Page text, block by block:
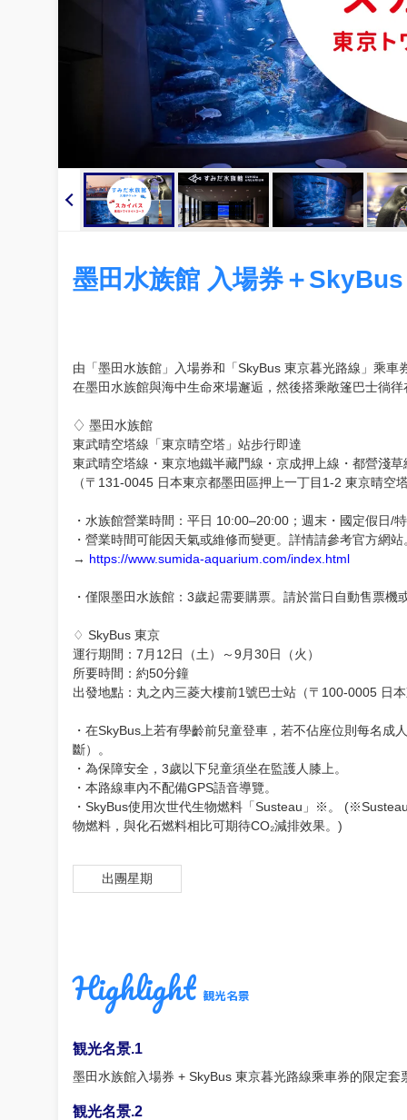
墨田水族館 入場券＋
由「墨田水族館」入場券和「SkyBus 東京暮光路線」乘
在墨田水族館與海中生命來場邂逅，然後搭乘敞篷巴士徜
♢ 墨田水族館
東武晴空塔線「東京晴空塔」站步行即達
東武晴空塔線・東京地鐵半藏門線・京成押上線・都營淺
（〒131-0045 日本東京都墨田區押上一丁目1-2 東京晴空
・水族館營業時間：平日 10:00–20:00；週末・國定假日/
・營業時間可能因天氣或維修而變更。詳情請參考官方網站
→ https://www.sumida-aquarium.com/index.html
・僅限墨田水族館：3歲起需要購票。請於當日自動售票機
♢ SkyBus 東京
運行期間：7月12日（土）～9月30日（火）
所要時間：約50分鐘
出發地點：丸之內三菱大樓前1號巴士站（〒100-0005 日
・在SkyBus上若有學齡前兒童登車，若不佔座位則每名
斷）。
・為保障安全，3歲以下兒童須坐在監護人膝上。
・本路線車內不配備GPS語音導覽。
・SkyBus使用次世代生物燃料「Susteau」※。
物燃料，與化石燃料相比可期待CO₂減排效果。)
出團星期
Highlight 観光名景
観光名景.1
墨田水族館入場券 + SkyBus 東京暮光路線乘車券的限定
観光名景.2